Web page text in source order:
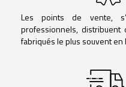
Les points de vente,
professionnels, distribuent
fabriqués le plus souvent en